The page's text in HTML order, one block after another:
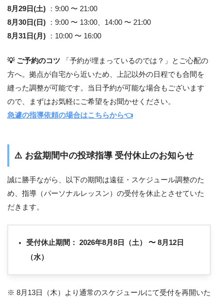
8月29日(土)
：9:00 〜 21:00
8月30日(日)
：9:00 〜 13:00、14:00 〜 21:00
8月31日(月)
：10:00 〜 16:00
💡 ご予約のコツ 「予約が埋まっているのでは？」とご心配の
方へ。拠点が自宅から近いため、上記以外の日程でも合間を
縫った調整が可能です。当日予約が可能な場合もございます
ので、まずはお気軽にご希望をお聞かせください。
急遽の指導依頼の場合はこちらから👈
⚠️ お盆期間中の投球指導 受付休止のお知らせ
誠に勝手ながら、以下の期間は遠征・スケジュール調整のた
め、指導（パーソナルレッスン）の受付を休止とさせていた
だきます。
受付休止期間：
2026年8月8日（土） 〜 8月12日
（水）
※ 8月13日（木）より通常のスケジュールにて受付を再開いた